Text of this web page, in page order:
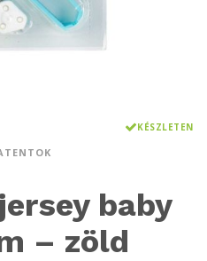
KÉSZLETEN
baby
– zöld